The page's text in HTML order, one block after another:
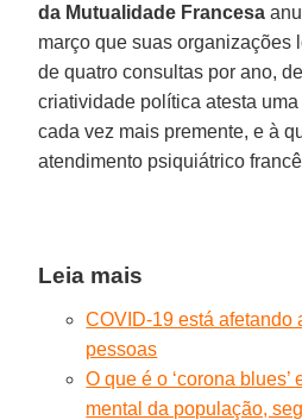
da Mutualidade Francesa
março que suas organizações
de quatro consultas por ano,
criatividade política atesta
cada vez mais premente, e à
atendimento psiquiátrico
Leia mais
COVID-19 está afetando
pessoas
O que é o ‘corona
mental da população,